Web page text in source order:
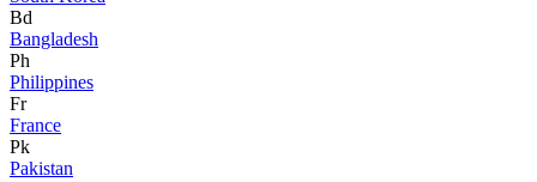
Bd
Bangladesh
Ph
Philippines
Fr
France
Pk
Pakistan